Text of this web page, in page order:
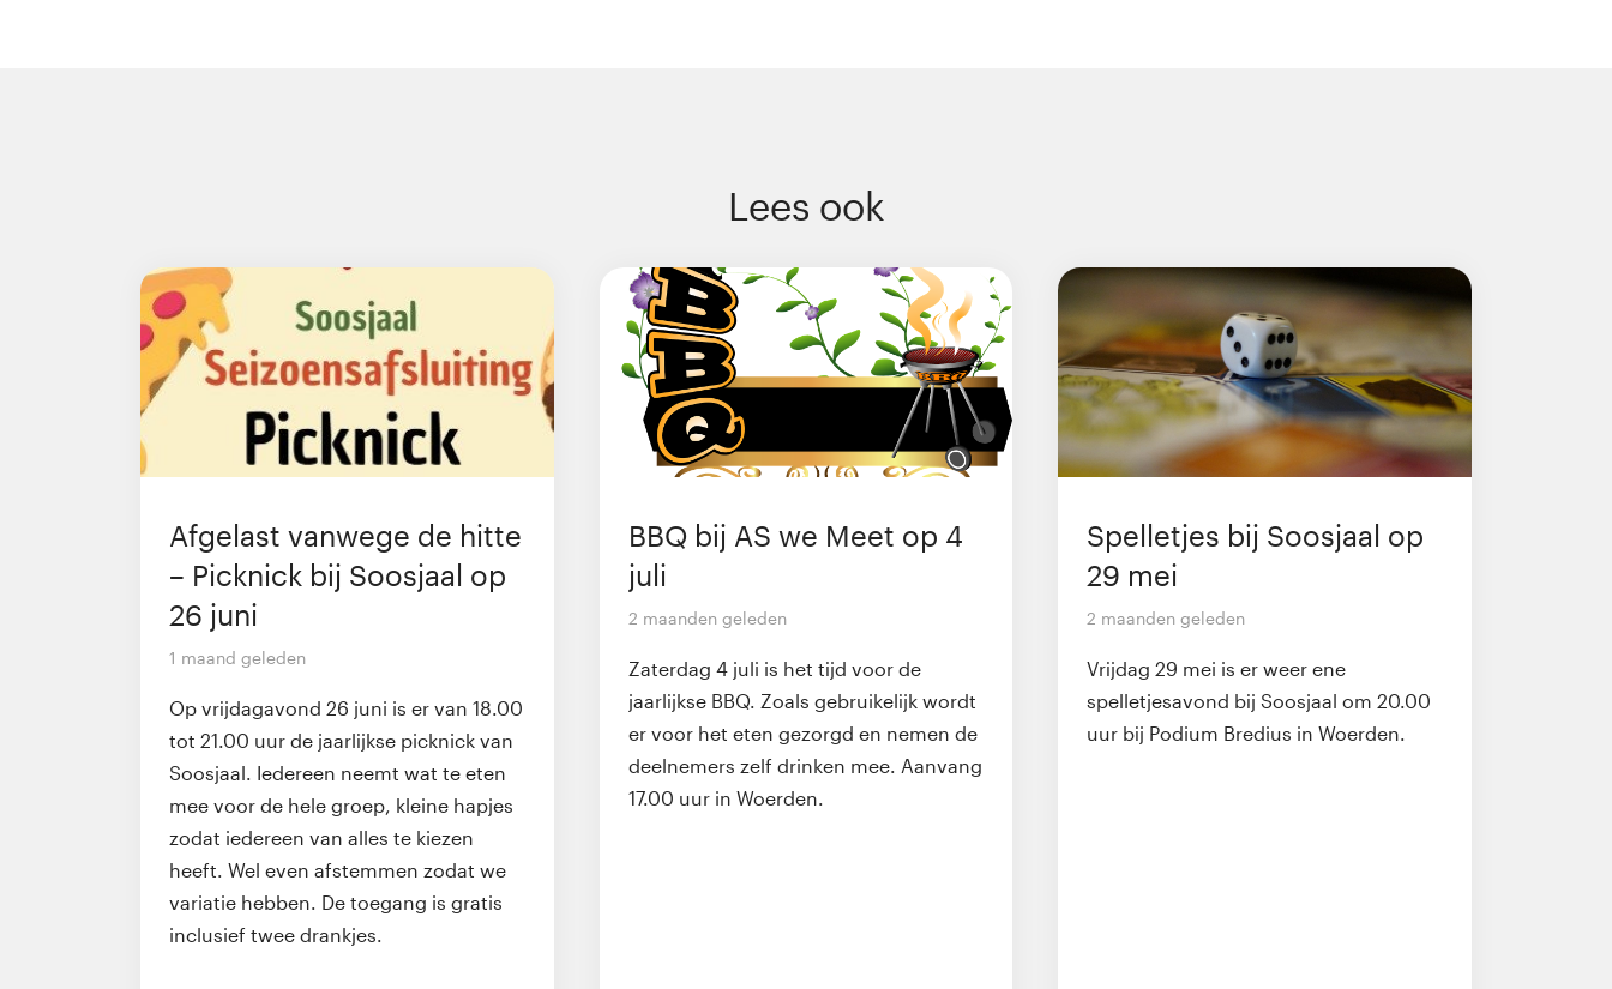
Lees ook
Afgelast vanwege de hitte
– Picknick bij Soosjaal op
26 juni
1 maand geleden
Op vrijdagavond 26 juni is er van 18.00
tot 21.00 uur de jaarlijkse picknick van
Soosjaal. Iedereen neemt wat te eten
mee voor de hele groep, kleine hapjes
zodat iedereen van alles te kiezen
heeft. Wel even afstemmen zodat we
variatie hebben. De toegang is gratis
inclusief twee drankjes.
BBQ bij AS we Meet op 4
juli
2 maanden geleden
Zaterdag 4 juli is het tijd voor de
jaarlijkse BBQ. Zoals gebruikelijk wordt
er voor het eten gezorgd en nemen de
deelnemers zelf drinken mee. Aanvang
17.00 uur in Woerden.
Spelletjes bij Soosjaal op
29 mei
2 maanden geleden
Vrijdag 29 mei is er weer ene
spelletjesavond bij Soosjaal om 20.00
uur bij Podium Bredius in Woerden.